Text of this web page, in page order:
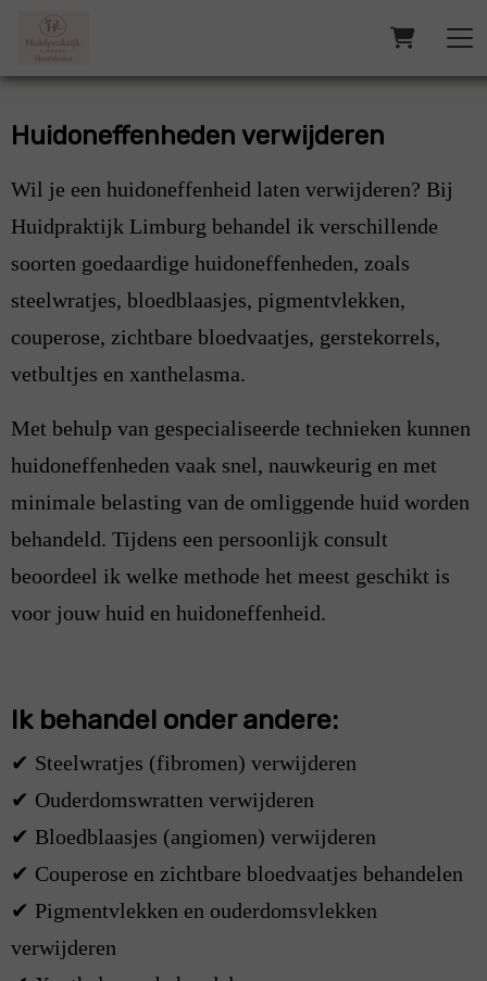
Huidoneffenheden verwijderen
Wil je een huidoneffenheid laten verwijderen? Bij
Huidpraktijk Limburg behandel ik verschillende
soorten goedaardige huidoneffenheden, zoals
steelwratjes, bloedblaasjes, pigmentvlekken,
couperose, zichtbare bloedvaatjes, gerstekorrels,
vetbultjes en xanthelasma.
Met behulp van gespecialiseerde technieken kunnen
huidoneffenheden vaak snel, nauwkeurig en met
minimale belasting van de omliggende huid worden
behandeld. Tijdens een persoonlijk consult
beoordeel ik welke methode het meest geschikt is
voor jouw huid en huidoneffenheid.
Ik behandel onder andere:
✔ Steelwratjes (fibromen) verwijderen
✔ Ouderdomswratten verwijderen
✔ Bloedblaasjes (angiomen) verwijderen
✔ Couperose en zichtbare bloedvaatjes behandelen
✔ Pigmentvlekken en ouderdomsvlekken
verwijderen